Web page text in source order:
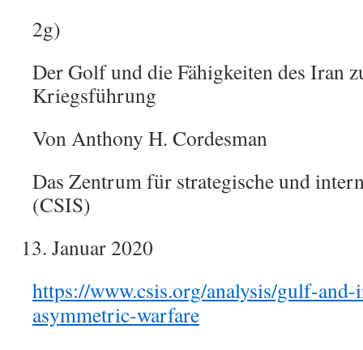
2g)
Der Golf und die Fähigkeiten des Iran
Kriegsführung
Von Anthony H. Cordesman
Das Zentrum für strategische und
(CSIS)
Januar 2020
https://www.csis.org/analysis/gulf-
asymmetric-warfare